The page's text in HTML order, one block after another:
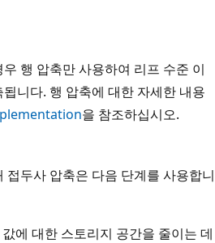
행 압축만 사용하여 리프 수준 이
니다. 행 압축에 대한 자세한 내용
을 참조하십시오.
접두사 압축은 다음 단계를 사용합니
에 대한 스토리지 공간을 줄이는 데